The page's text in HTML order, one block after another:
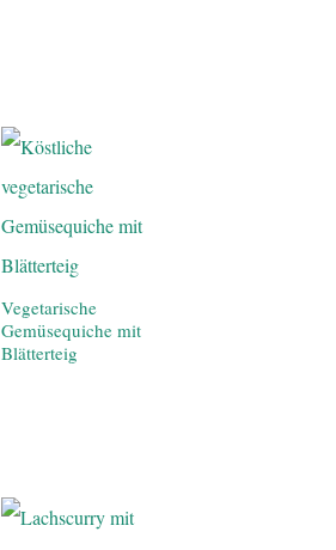
Vegetarische
Gemüsequiche mit
Blätterteig